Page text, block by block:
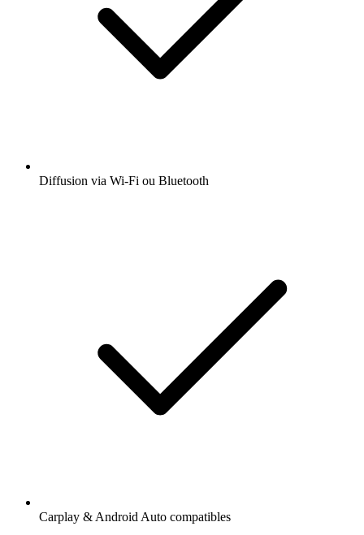
Diffusion via Wi-Fi ou Bluetooth
Carplay & Android Auto compatibles